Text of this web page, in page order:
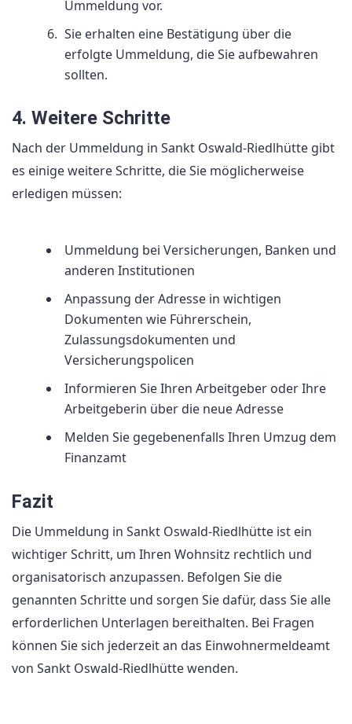
Ummeldung vor.
Sie erhalten eine Bestätigung über die
erfolgte Ummeldung, die Sie aufbewahren
sollten.
4. Weitere Schritte
Nach der Ummeldung in Sankt Oswald-Riedlhütte gibt
es einige weitere Schritte, die Sie möglicherweise
erledigen müssen:
Ummeldung bei Versicherungen, Banken und
anderen Institutionen
Anpassung der Adresse in wichtigen
Dokumenten wie Führerschein,
Zulassungsdokumenten und
Versicherungspolicen
Informieren Sie Ihren Arbeitgeber oder Ihre
Arbeitgeberin über die neue Adresse
Melden Sie gegebenenfalls Ihren Umzug dem
Finanzamt
Fazit
Die Ummeldung in Sankt Oswald-Riedlhütte ist ein
wichtiger Schritt, um Ihren Wohnsitz rechtlich und
organisatorisch anzupassen. Befolgen Sie die
genannten Schritte und sorgen Sie dafür, dass Sie alle
erforderlichen Unterlagen bereithalten. Bei Fragen
können Sie sich jederzeit an das Einwohnermeldeamt
von Sankt Oswald-Riedlhütte wenden.